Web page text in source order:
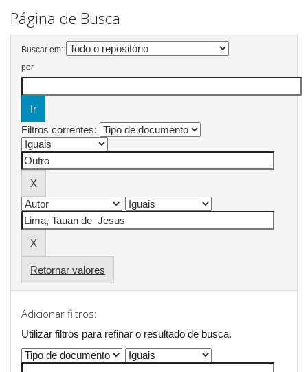
Página de Busca
Buscar em:
por
Filtros correntes:
Retornar valores
Adicionar filtros:
Utilizar filtros para refinar o resultado de busca.